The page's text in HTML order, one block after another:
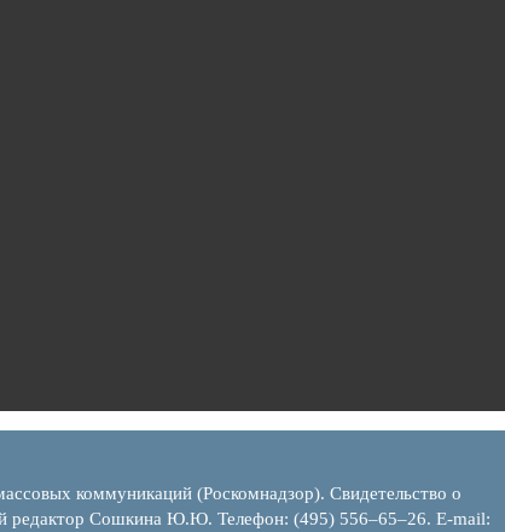
коммуникаций (Роскомнадзор). Свидетельство о
редактор Сошкина Ю.Ю. Телефон: (495) 556–65–26. E‑mail: